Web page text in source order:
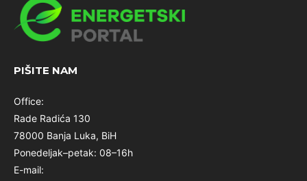
PIŠITE NAM
Office:
Rade Radića 130
78000 Banja Luka, BiH
Ponedeljak–petak: 08–16h
E-mail: